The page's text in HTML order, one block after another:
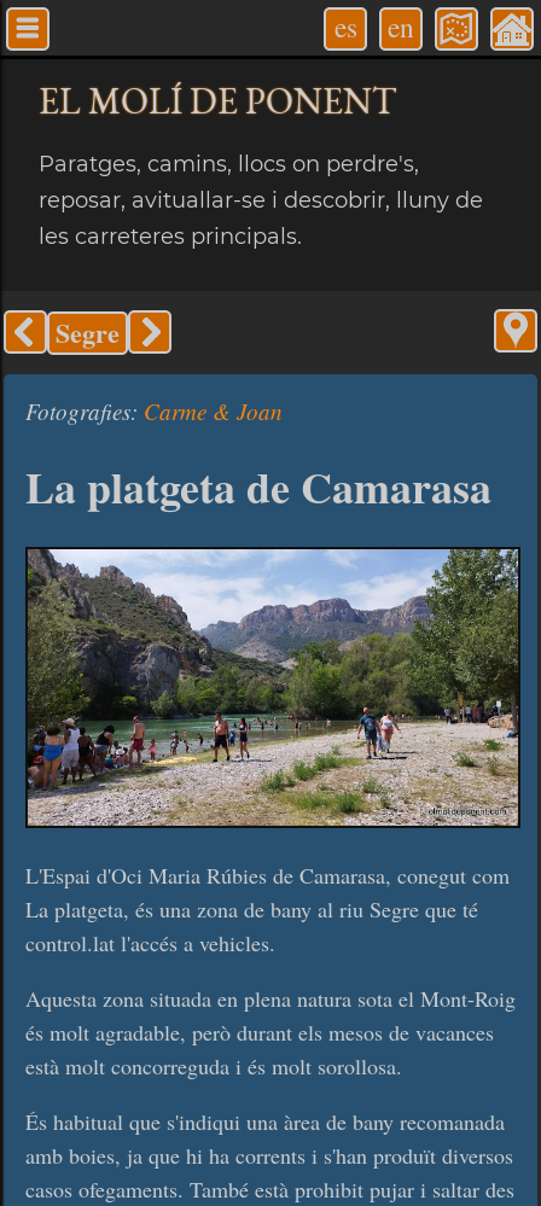
es en
EL MOLÍDE PONENT
Paratges, camins, llocs on perdre's,
reposar, avituallar-se i descobrir, lluny de
les carreteres principals.
Segre
Fotografies: Carme & Joan
La platgeta de Camarasa
L'Espai d'Oci Maria Rúbies de Camarasa, conegut com
La platgeta, és una zona de bany al riu Segre que té
control.lat l'accés a vehicles.
Aquesta zona situada en plena natura sota el Mont-Roig
és molt agradable, però durant els mesos de vacances
està molt concorreguda i és molt sorollosa.
És habitual que s'indiqui una àrea de bany recomanada
amb boies, ja que hi ha corrents i s'han produït diversos
casos ofegaments. També està prohibit pujar i saltar des